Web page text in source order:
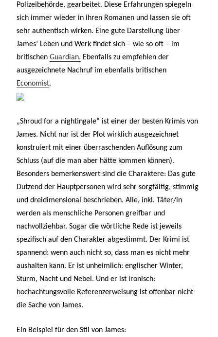
Polizeibehörde, gearbeitet. Diese Erfahrungen spiegeln
sich immer wieder in ihren Romanen und lassen sie oft
sehr authentisch wirken. Eine gute Darstellung über
James‘ Leben und Werk findet sich – wie so oft – im
britischenGuardian. Ebenfalls zu empfehlen der
ausgezeichnete Nachruf im ebenfalls britischen
Economist.
„Shroud for a nightingale“ ist einer der besten Krimis von
James. Nicht nur ist der Plot wirklich ausgezeichnet
konstruiert mit einer überraschenden Auflösung zum
Schluss (auf die man aber hätte kommen können).
Besonders bemerkenswert sind die Charaktere: Das gute
Dutzend der Hauptpersonen wird sehr sorgfältig, stimmig
und dreidimensional beschrieben. Alle, inkl. Täter/in
werden als menschliche Personen greifbar und
nachvollziehbar. Sogar die wörtliche Rede ist jeweils
spezifisch auf den Charakter abgestimmt. Der Krimi ist
spannend: wenn auch nicht so, dass man es nicht mehr
aushalten kann. Er ist unheimlich: englischer Winter,
Sturm, Nacht und Nebel. Und er ist ironisch:
hochachtungsvolle Referenzerweisung ist offenbar nicht
die Sache von James.
Ein Beispiel für den Stil von James: